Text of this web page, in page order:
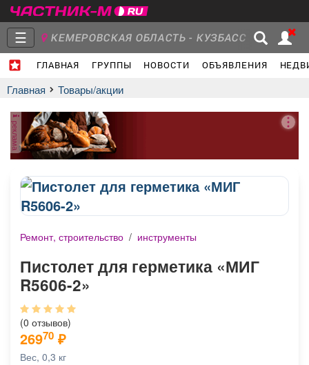
☰ КЕМЕРОВСКАЯ ОБЛАСТЬ - КУЗБАСС
ГЛАВНАЯ ГРУППЫ НОВОСТИ ОБЪЯВЛЕНИЯ
Главная
Объявления Недвижимость Услуги
Работа Транспорт
Афиша
Главная Товары/акции
реклама
Ремонт, строительство / инструменты
Пистолет для герметика «МИГ
R5606-2»
(0 отзывов)
26970 ₽
Вес, 0,3 кг